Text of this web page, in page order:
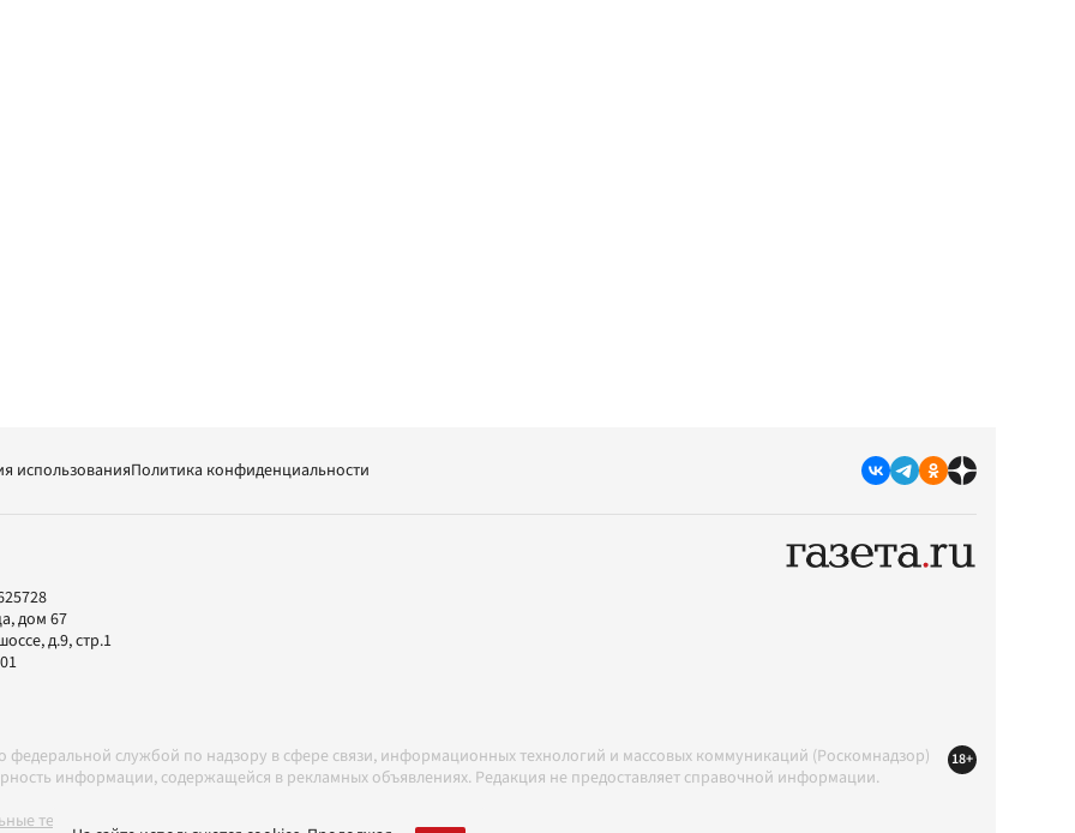
использованияПолитика конфиденциальности
дом 67
д.9, стр.1
службой по надзору в сфере связи, информационных технологий и массовых коммуникаций (Роскомнадзор)
информации, содержащейся в рекламных объявлениях. Редакция не предоставляет справочной информации.
технологии в соответствии с Правилами
18+